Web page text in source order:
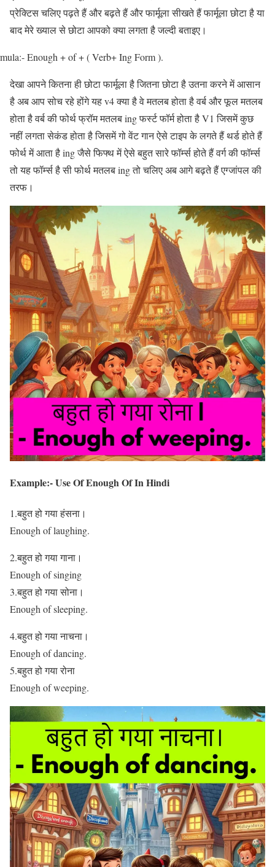
प्रेक्टिस चलिए पढ़ते हैं और बढ़ते हैं और फार्मूला सीखते हैं फार्मूला छोटा है या
बाद मेरे ख्याल से छोटा आपको क्या लगता है जल्दी बताइए।
Enough + of + ( Verb+ Ing Form ).
देखा आपने कितना ही छोटा फार्मूला है जितना छोटा है उतना करने में आसान
है अब आप सोच रहे होंगे यह v4 क्या है वे मतलब होता है वर्ब और फूल मतलब
होता है वर्ब की फोर्थ फ्रॉम मतलब ing फर्स्ट फॉर्म होता है V1 जिसमें कुछ
नहीं लगता सेकंड होता है जिसमें गो वेंट गान ऐसे टाइप के लगते हैं थर्ड होते हैं
फोर्थ में आता है ing जैसे फिफ्थ में ऐसे बहुत सारे फॉर्म्स होते हैं वर्ग की फॉर्म्स
तो यह फॉर्म्स है सी फोर्थ मतलब ing तो चलिए अब आगे बढ़ते हैं एग्जांपल की
तरफ।
Example:- Use Of Enough Of In Hindi
1.बहुत हो गया हंसना।
Enough of laughing.
2.बहुत हो गया गाना।
Enough of singing
3.बहुत हो गया सोना।
Enough of sleeping.
4.बहुत हो गया नाचना।
Enough of dancing.
5.बहुत हो गया रोना
Enough of weeping.